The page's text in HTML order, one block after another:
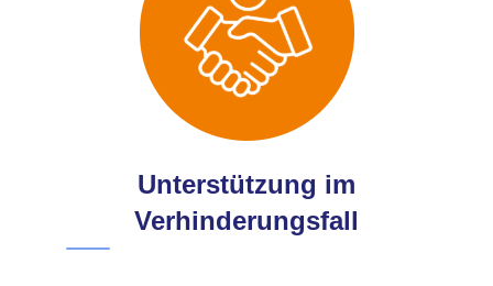
Unterstützung im
Verhinderungsfall